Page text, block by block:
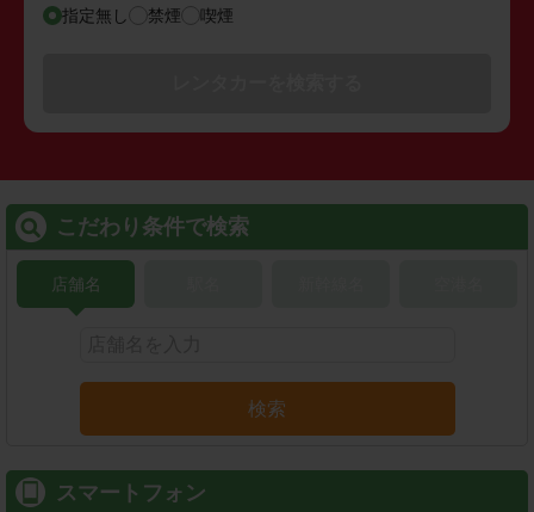
指定無し 禁煙 喫煙
こだわり条件で検索
店舗名
検索
スマートフォン